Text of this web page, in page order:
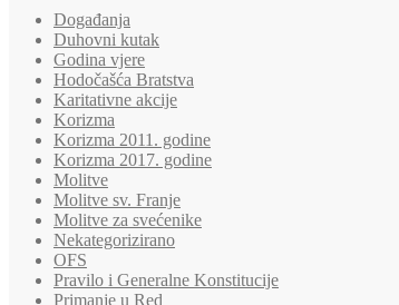
Događanja
Duhovni kutak
Godina vjere
Hodočašća Bratstva
Karitativne akcije
Korizma
Korizma 2011. godine
Korizma 2017. godine
Molitve
Molitve sv. Franje
Molitve za svećenike
Nekategorizirano
OFS
Pravilo i Generalne Konstitucije
Primanje u Red